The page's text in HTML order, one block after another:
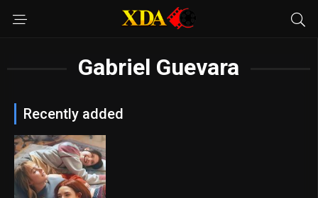
Gabriel Guevara
Recently added